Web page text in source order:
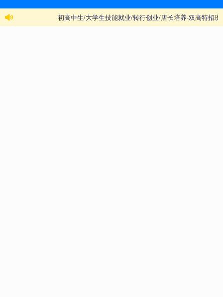
教育”快手直播间，观看职教分流专场直播，云游校
园。